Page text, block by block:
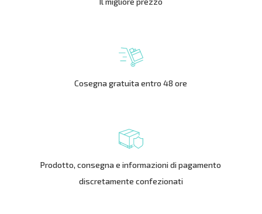
Cosegna gratuita entro 48 ore
Prodotto, consegna e informazioni di pagamento
discretamente confezionati